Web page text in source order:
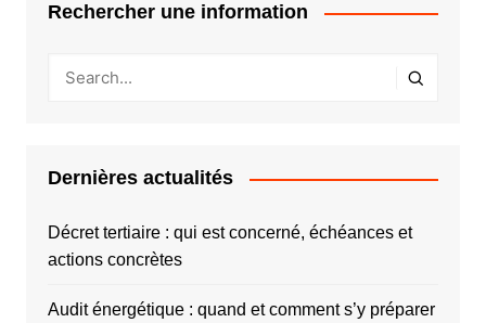
Rechercher une information
Dernières actualités
Décret tertiaire : qui est concerné, échéances et
actions concrètes
Audit énergétique : quand et comment s’y préparer